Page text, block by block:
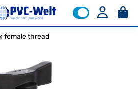
female thread